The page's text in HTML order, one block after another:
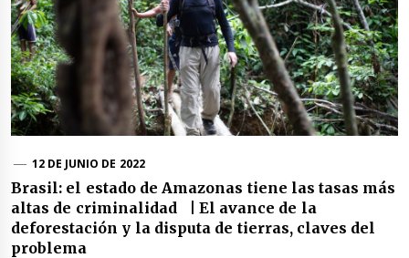
12 DE JUNIO DE 2022
Brasil: el estado de Amazonas tiene las tasas más
altas de criminalidad | El avance de la
deforestación y la disputa de tierras, claves del
problema